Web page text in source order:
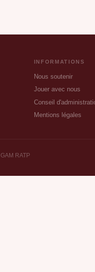
INFORMATIONS
Nous soutenir
Jouer avec nous
Conseil
Mentions légales
GAM RATP